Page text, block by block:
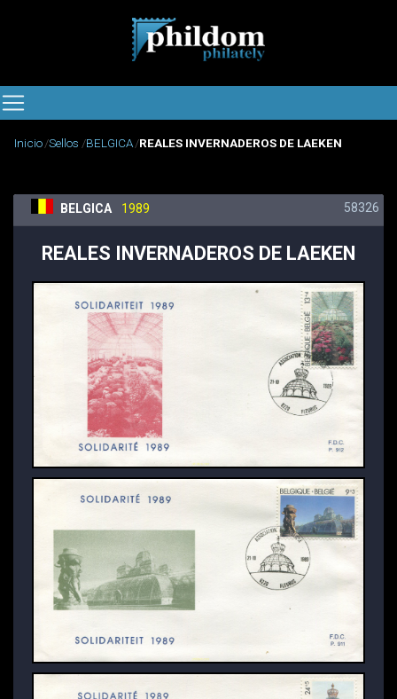
Inicio Sellos BELGICA REALES INVERNADEROS DE LAEKEN
BELGICA 1989 58326
REALES INVERNADEROS DE LAEKEN